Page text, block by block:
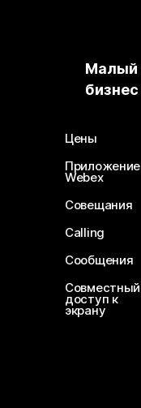
Малый
бизнес
Цены
Приложение
Webex
Совещания
Calling
Сообщения
Совместный
доступ к
экрану